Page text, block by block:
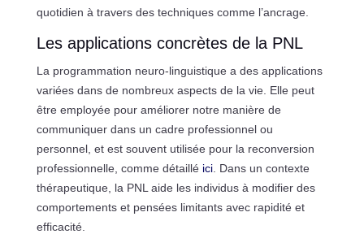
quotidien à travers des techniques comme l’ancrage.
Les applications concrètes de la PNL
La programmation neuro-linguistique a des applications
variées dans de nombreux aspects de la vie. Elle peut
être employée pour améliorer notre manière de
communiquer dans un cadre professionnel ou
personnel, et est souvent utilisée pour la reconversion
professionnelle, comme détaillé ici. Dans un contexte
thérapeutique, la PNL aide les individus à modifier des
comportements et pensées limitants avec rapidité et
efficacité.